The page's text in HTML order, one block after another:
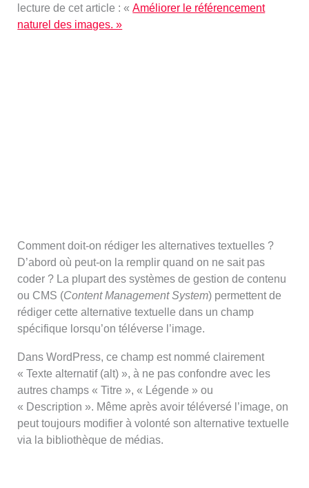
lecture de cet article : «Améliorer le référencement
naturel des images. »
Comment doit-on rédiger les alternatives textuelles ?
D’abord où peut-on la remplir quand on ne sait pas
coder ? La plupart des systèmes de gestion de contenu
ou CMS (Content Management System) permettent de
rédiger cette alternative textuelle dans un champ
spécifique lorsqu’on téléverse l’image.
Dans WordPress, ce champ est nommé clairement
« Texte alternatif (alt) », à ne pas confondre avec les
autres champs « Titre », « Légende » ou
« Description ». Même après avoir téléversé l’image, on
peut toujours modifier à volonté son alternative textuelle
via la bibliothèque de médias.